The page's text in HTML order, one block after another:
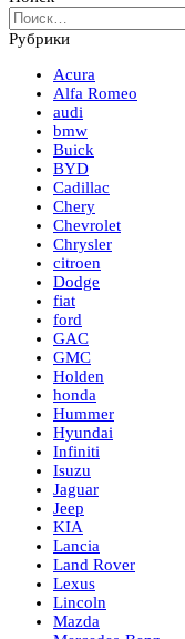
Search
for:
Рубрики
Acura
Alfa Romeo
audi
bmw
Buick
BYD
Cadillac
Chery
Chevrolet
Chrysler
citroen
Dodge
fiat
ford
GAC
GMC
Holden
honda
Hummer
Hyundai
Infiniti
Isuzu
Jaguar
Jeep
KIA
Lancia
Land Rover
Lexus
Lincoln
Mazda